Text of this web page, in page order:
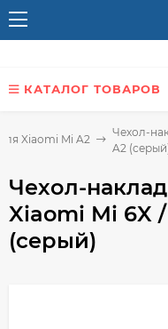
КАТАЛОГ ТОВАРОВ
Xiaomi Mi A2
Чехол-
A2
Чехол-
Xiaomi Mi 6X
(серый)